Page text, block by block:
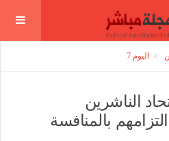
اليوم 7
الناشرين
بالمنافسة